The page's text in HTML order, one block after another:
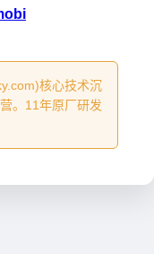
核心技术沉
。11年原厂研发